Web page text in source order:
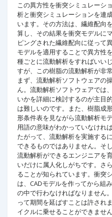
この異方性を衝突シミュレーシ
析と衝突シミュレーションを連
います。その方法は、繊維配向
算し、その結果を衝突モデルに
ピングされた繊維配向に従って
モデルを適用することで異方性
種ごとに流動解析をすればいい
すが、この樹脂の流動解析が非
まず、流動解析ソフトウェアの
ん。流動解析ソフトウェアでは
いかを詳細に検討するのが主目
は難しいのです。また、樹脂成
形条件表を見ながら流動解析モ
用語の意味がわかっていなけれ
たがって、流動解析を実施する
できるものではありません。そ
流動解析ができるエンジニアを
いだけに属人化しがちです。さ
ることが知られています。衝突
は、CADモデルを作ってから組
の中で行わなければなりません
って期間を延ばすことは許され
イクルに乗せることができませ